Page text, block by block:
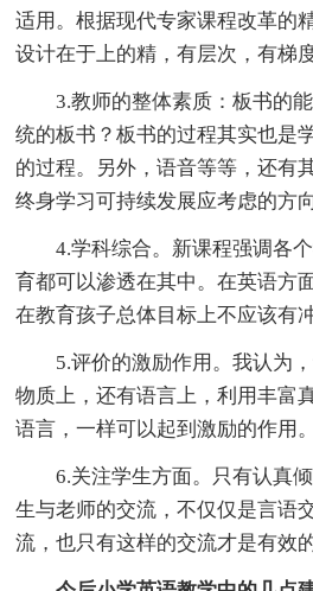
适用。根据现代专家课程改革的
设计在于上的精，有层次，有梯
3.教师的整体素质：板书的能
统的板书？板书的过程其实也是
的过程。另外，语音等等，还有
终身学习可持续发展应考虑的方向
4.学科综合。新课程强调各个
育都可以渗透在其中。在英语方
在教育孩子总体目标上不应该有冲
5.评价的激励作用。我认为，
物质上，还有语言上，利用丰富
语言，一样可以起到激励的作用。
6.关注学生方面。只有认真倾
生与老师的交流，不仅仅是言语
流，也只有这样的交流才是有效的